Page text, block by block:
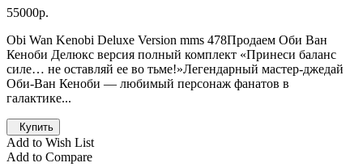
55000р.
Obi Wan Kenobi Deluxe Version mms 478Продаем Оби Ван
Кеноби Делюкс версия полный комплект «Принеси баланс
силе… не оставляй ее во тьме!»Легендарный мастер-джедай
Оби-Ван Кеноби — любимый персонаж фанатов в
галактике...
Купить
Add to Wish List
Add to Compare